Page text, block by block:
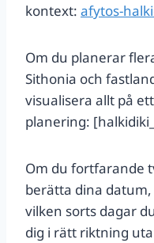
kontext: afytos-
Om du planerar
Sithonia och
visualisera allt på
planering:
Om du fortfarande
berätta dina
vilken sorts dagar
dig i rätt riktning